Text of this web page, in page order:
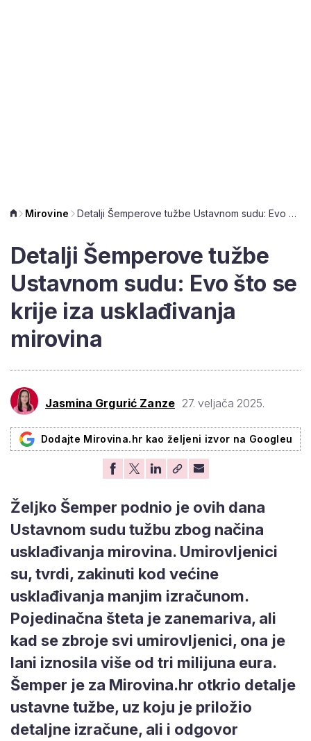
Mirovine Detalji Šemperove tužbe Ustavnom sudu: Evo što se krije iza usklađivanja mirovina
Detalji Šemperove tužbe
Ustavnom sudu: Evo što se
krije iza usklađivanja
mirovina
Jasmina Grgurić Zanze 27. veljača 2025.
Dodajte Mirovina.hr kao željeni izvor na Googleu
Željko Šemper podnio je ovih dana
Ustavnom sudu tužbu zbog načina
usklađivanja mirovina. Umirovljenici
su, tvrdi, zakinuti kod većine
usklađivanja manjim izračunom.
Pojedinačna šteta je zanemariva, ali
kad se zbroje svi umirovljenici, ona je
lani iznosila više od tri milijuna eura.
Šemper je za Mirovina.hr otkrio detalje
ustavne tužbe, uz koju je priložio
detaljne izračune, ali i odgovor